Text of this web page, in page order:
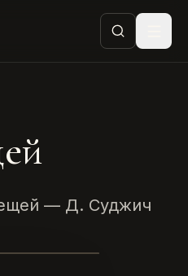
— Д. Суджич